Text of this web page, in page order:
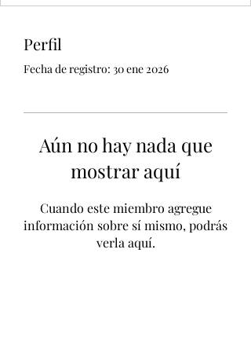
Perfil
Fecha de registro: 30 ene 2026
Aún no hay nada que
mostrar aquí
Cuando este miembro agregue
información sobre sí mismo, podrás
verla aquí.